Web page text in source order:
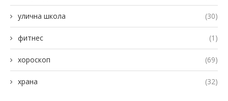
улична школа (30)
фитнес (1)
хороскоп (69)
храна (32)